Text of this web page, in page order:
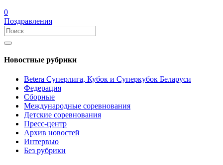
0
Поздравления
Новостные рубрики
Betera Суперлига, Кубок и Суперкубок Беларуси
Федерация
Сборные
Международные соревнования
Детские соревнования
Пресс-центр
Архив новостей
Интервью
Без рубрики